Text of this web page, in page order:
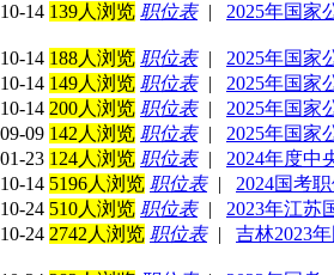
10-14 139人浏览 职位表| 2025年国家
10-14 188人浏览 职位表|
2025年国家
10-14 149人浏览 职位表|
2025年国家
10-14 200人浏览 职位表|
2025年国家
09-09 142人浏览 职位表|
2025年国家
01-23 124人浏览 职位表|
2024年度中
10-14 5196人浏览 职位表|
2024国考
10-24 510人浏览 职位表|
2023年江苏
10-24 2742人浏览 职位表| 吉林2023